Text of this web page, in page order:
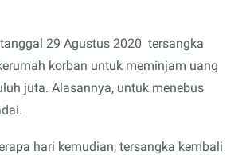
29 Agustus 2020 tersangka
korban untuk meminjam uang
juta. Alasannya, untuk menebus
hari kemudian, tersangka kembali